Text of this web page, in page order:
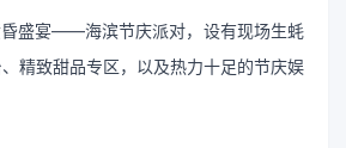
昏盛宴——海滨节庆派对，设有现场生蚝
精致甜品专区，以及热力十足的节庆娱